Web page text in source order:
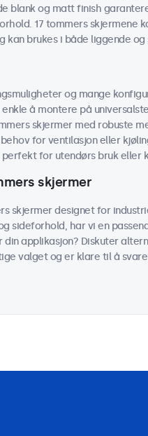
blank og matt finish
17 tommers skjermene
brukes i både liggende og
og mange
å montere på
skjermer med robuste
for ventilasjon eller
for utendørs bruk eller
skjermer
skjermer designet for
sideforhold, har vi en
din applikasjon? Diskuter
valget og er klare til å